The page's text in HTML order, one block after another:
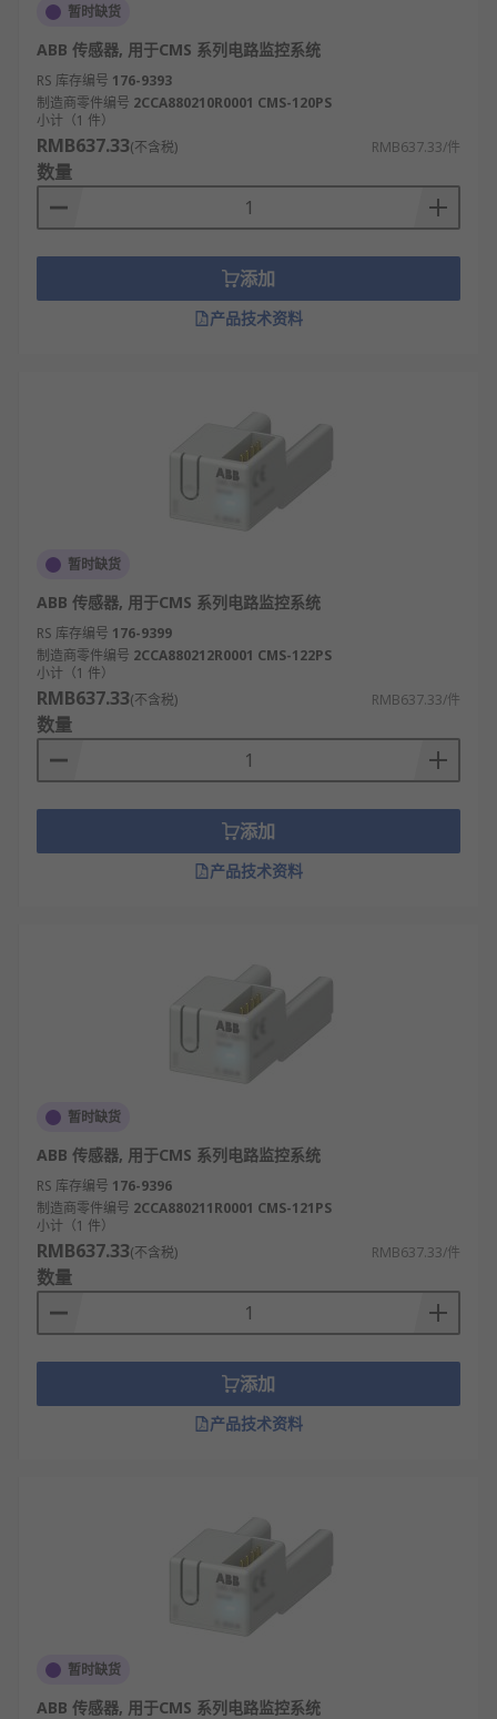
暂时缺货
ABB 传感器, 用于CMS 系列电路监控系统
RS 库存编号 176-9393
制造商零件编号 2CCA880210R0001 CMS-120PS
小计（1 件）
RMB637.33(不含税) RMB637.33/件
数量
添加
产品技术资料
暂时缺货
ABB 传感器, 用于CMS 系列电路监控系统
RS 库存编号 176-9399
制造商零件编号 2CCA880212R0001 CMS-122PS
小计（1 件）
RMB637.33(不含税) RMB637.33/件
数量
添加
产品技术资料
暂时缺货
ABB 传感器, 用于CMS 系列电路监控系统
RS 库存编号 176-9396
制造商零件编号 2CCA880211R0001 CMS-121PS
小计（1 件）
RMB637.33(不含税) RMB637.33/件
数量
添加
产品技术资料
暂时缺货
ABB 传感器, 用于CMS 系列电路监控系统